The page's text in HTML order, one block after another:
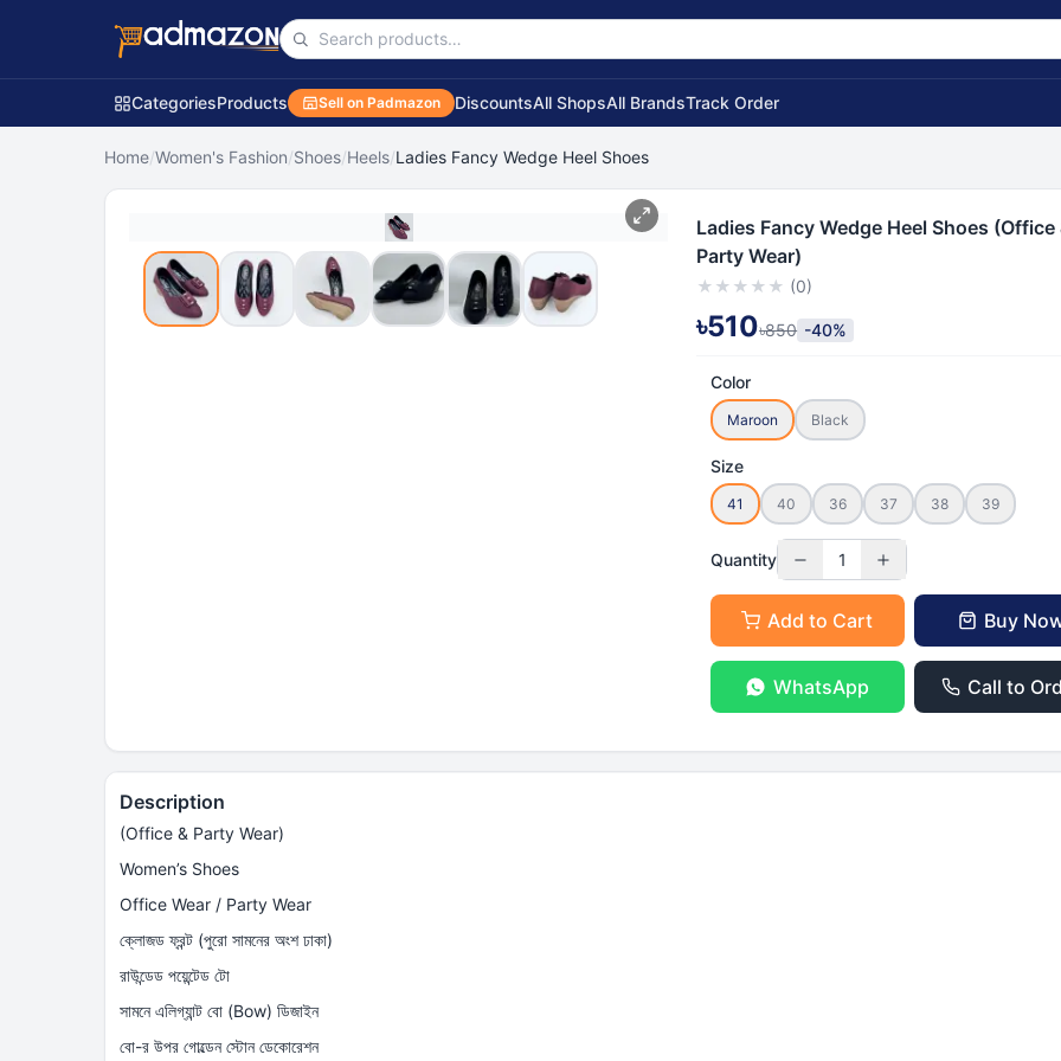
CategoriesProducts Sell on Padmazon DiscountsAll ShopsAll BrandsTrack Order
Home/Women's Fashion/Shoes/Heels/Ladies Fancy Wedge Heel Shoes
Ladies Fancy Wedge Heel Shoes (Office
Party Wear)
★ ★ ★ ★ ★ (0)
৳510৳850 -40%
Color
Maroon Black
Size
41 40 36 37 38 39
Quantity 1
Add to Cart Buy
WhatsApp Call to
Description
(Office & Party Wear)
Women’s Shoes
Office Wear / Party Wear
ক্লোজড ফ্রন্ট (পুরো সামনের অংশ ঢাকা)
রাউন্ডেড পয়েন্টেড টো
সামনে এলিগ্যান্ট বো (Bow) ডিজাইন
বো-র উপর গোল্ডেন স্টোন ডেকোরেশন